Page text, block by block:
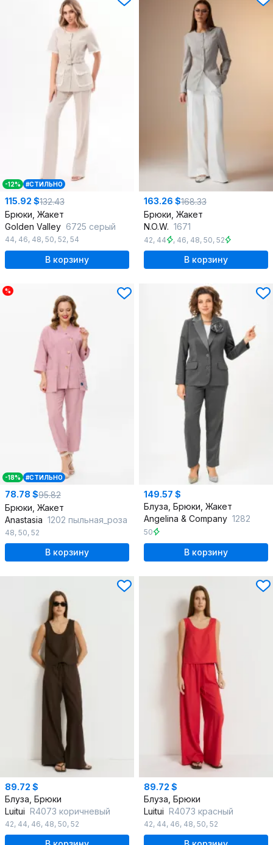
-12% #СТИЛЬНО
115.92 $132.43
Брюки, Жакет
Golden Valley 6725 серый
44, 46, 48, 50, 52, 54
В корзину
163.26 $168.33
Брюки, Жакет
N.O.W. 1671
42, 44 , 46, 48, 50, 52
В корзину
%
-18% #СТИЛЬНО
78.78 $95.82
Брюки, Жакет
Anastasia 1202 пыльная_роза
48, 50, 52
В корзину
149.57 $
Блуза, Брюки, Жакет
Angelina & Сompany 1282
50
В корзину
89.72 $
Блуза, Брюки
Luitui R4073 коричневый
42, 44, 46, 48, 50, 52
89.72 $
Блуза, Брюки
Luitui R4073 красный
42, 44, 46, 48, 50, 52